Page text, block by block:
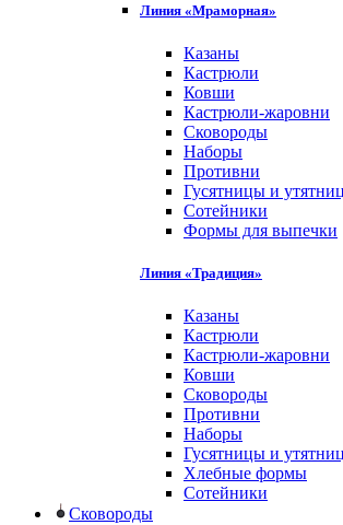
Линия «Мраморная»
Казаны
Кастрюли
Ковши
Кастрюли-жаровни
Сковороды
Наборы
Противни
Гусятницы и
Сотейники
Формы для выпечки
Линия «Традиция»
Казаны
Кастрюли
Кастрюли-жаровни
Ковши
Сковороды
Противни
Наборы
Гусятницы и
Хлебные формы
Сотейники
Сковороды